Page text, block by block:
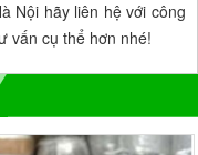
Nội hãy liên hệ với công
vấn cụ thể hơn nhé!